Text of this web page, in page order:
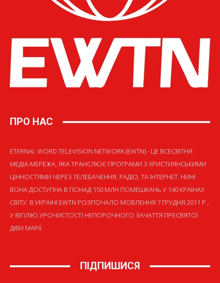
ПРО НАС
ETERNAL WORD TELEVISION NETWORK (EWTN) - ЦЕ ВСЕСВІТНЯ
МЕДІА-МЕРЕЖА, ЯКА ТРАНСЛЮЄ ПРОГРАМИ З ХРИСТИЯНСЬКИМИ
ЦІННОСТЯМИ ЧЕРЕЗ ТЕЛЕБАЧЕННЯ, РАДІО, ТА ІНТЕРНЕТ. НИНІ
ВОНА ДОСТУПНА В ПОНАД 150 МЛН ПОМЕШКАНЬ У 140 КРАЇНАХ
СВІТУ. В УКРАЇНІ EWTN РОЗПОЧАЛО МОВЛЕННЯ 7 ГРУДНЯ 2011 Р.,
У ВІГІЛІЮ УРОЧИСТОСТІ НЕПОРОЧНОГО ЗАЧАТТЯ ПРЕСВЯТОЇ
ДІВИ МАРІЇ.
ПІДПИШИСЯ